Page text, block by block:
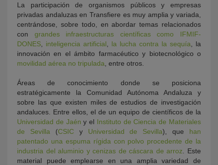
La participación de organismos públicos y empresas
privadas andaluzas en Transfiere es muy amplia y variada,
centrándose, sobre todo, en abordar temas relacionados
con grandes infraestructuras científicas como IFMIF-
DONES
inteligencia artificial la lucha contra la sequía , la
innovación en el ámbito farmacéutico y biotecnológico o
movilidad aérea no tripulada , entre otros.
Áreas de conocimiento donde se posiciona
estratégicamente la Comunidad Autónoma Andaluza y
sobre las que existen miles de estudios de investigación
andaluces. Entre ellos, el de un equipo de científicos de la
Universidad de Jaény el Instituto de Ciencia de Materiales
de Sevilla (CSICy Universidad de Sevilla), que han
patentado una espuma rígida con polvo procedente de la
industria del aluminio y cenizas de cáscara de arroz . Este
material puede emplearse en una amplia variedad de